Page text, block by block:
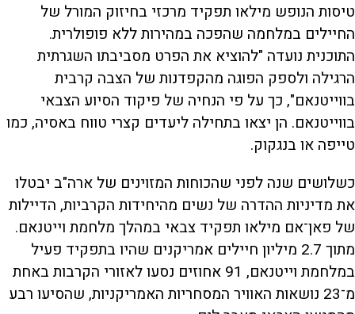
טיסות הנופש מילאו תפקיד מרכזי בחיזוק המורל של
החיילים במלחמה שהפכה במהירות ללא פופולרית.
התוכנית נועדה "להוציא את הפרט מסביבתו השגרתית
הרגילה ולספק הפוגה מהקפדנות של הצבה קרבית
בווייטנאם", כך על פי הנחיה של פיקוד הסיוע הצבאי
בווייטנאם. הן יצאו בתחילה ליעדים קצרי טווח באסיה, כמו
טייפה או בנגקוק.
כשלושים שנה לפני שהכוחות המזוינים של ארה"ב יבטלו
את מדיניות ההדרה של נשים מהיחידות הקרביות, הדיילות
של פאן־אם מילאו תפקיד צבאי במהלך מלחמת וייטנאם.
מתוך 2.7 מיליון חיילים אמריקנים שהיו בתפקיד פעיל
במלחמת וייטנאם, 91 אחוזים נסעו לאזורי הקרבות באחת
מ־23 נושאות האוויר המסחריות האמריקניות, שהסיעו רבע